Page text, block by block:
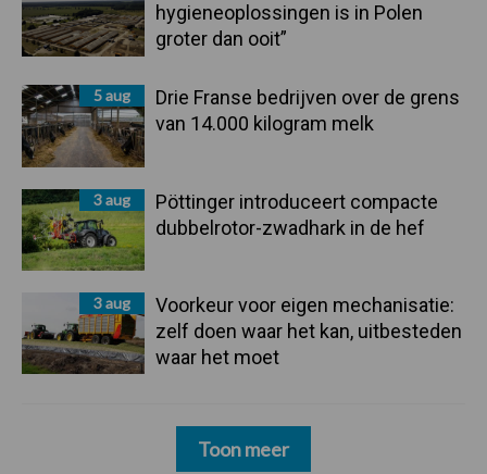
hygieneoplossingen is in Polen
groter dan ooit”
5 aug
Drie Franse bedrijven over de grens
van 14.000 kilogram melk
3 aug
Pöttinger introduceert compacte
dubbelrotor-zwadhark in de hef
3 aug
Voorkeur voor eigen mechanisatie:
zelf doen waar het kan, uitbesteden
waar het moet
Toon meer